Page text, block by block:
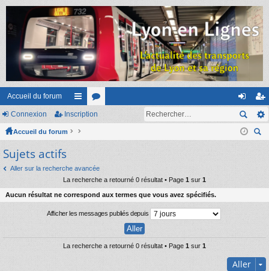
Accueil du forum
ac
co
ci
s
or
s
on
ne
ns
cri
Connexion Inscription
Accueil du forum
Sujets actifs
Aller sur la recherche avancée
La recherche a retourné 0 résultat • Page 1 sur 1
Aucun résultat ne correspond aux termes que vous avez spécifiés.
Afficher les messages publiés depuis
La recherche a retourné 0 résultat • Page 1 sur 1
Aller